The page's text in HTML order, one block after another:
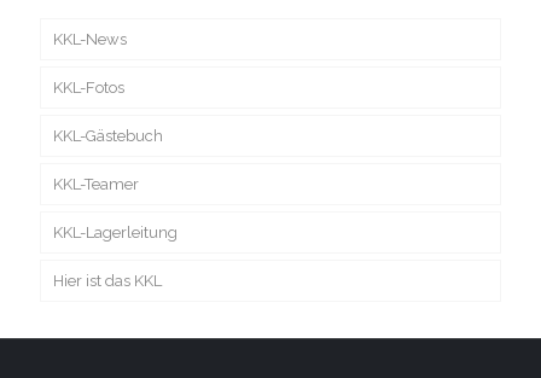
KKL-News
KKL-Fotos
KKL-Gästebuch
KKL-Teamer
KKL-Lagerleitung
Hier ist das KKL